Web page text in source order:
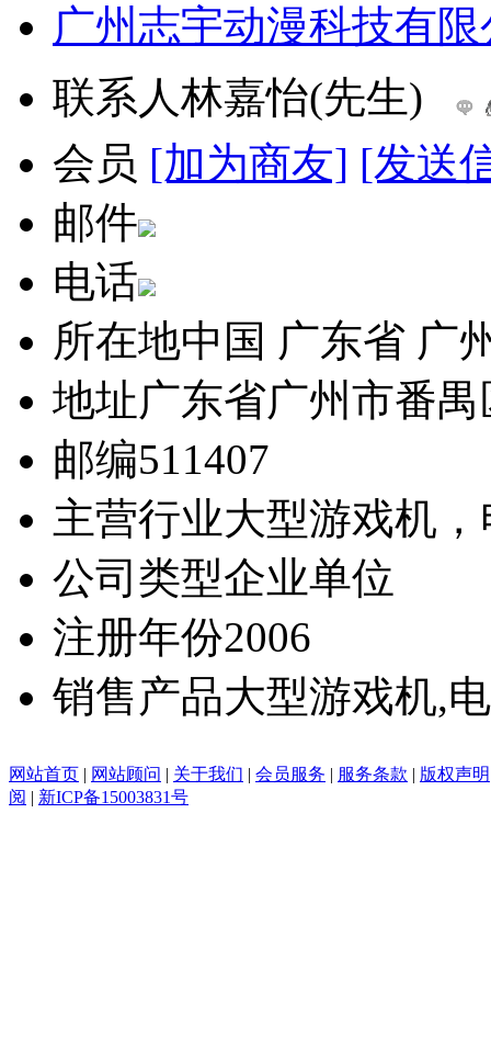
广州志宇动漫科技有
联系人林嘉怡(先生)
会员 [加为商友] [发送
邮件
电话
所在地中国 广东省 广
地址广东省广州市番
邮编511407
主营行业大型游戏机
公司类型企业单位
注册年份2006
销售产品大型游戏机,
网站首页 | 网站顾问 | 关于我们 | 会员服务 | 服务条款 | 版权声明
阅 | 新ICP备15003831号